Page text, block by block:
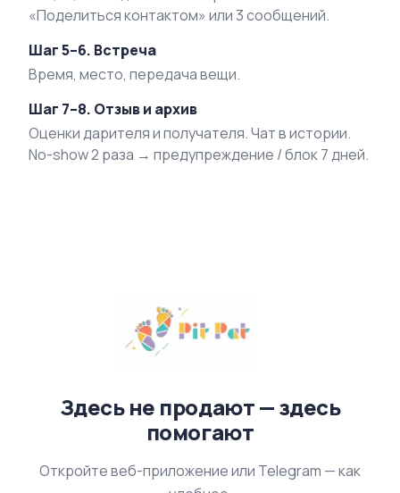
«Поделиться контактом» или 3 сообщений.
Шаг 5–6. Встреча
Время, место, передача вещи.
Шаг 7–8. Отзыв и архив
Оценки дарителя и получателя. Чат в истории.
No-show 2 раза → предупреждение / блок 7 дней.
Здесь не продают — здесь
помогают
Откройте веб-приложение или Telegram — как